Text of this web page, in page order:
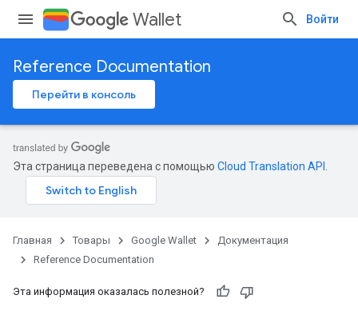
Wallet Войти
Reference Documentation
Перейти в консоль
Эта страница переведена с помощью Cloud Translation API
Главная Товары Google Wallet
Документация
Reference Documentation
Эта информация оказалась полезной?